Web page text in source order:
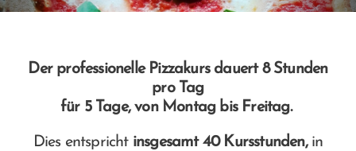
Der professionelle Pizzakurs dauert 8 Stunden
pro Tag
für 5 Tage,von Montag bis Freitag.
Dies entspricht insgesamt 40 Kursstunden,in